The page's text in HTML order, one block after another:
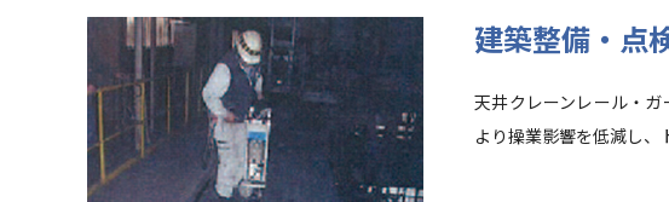
建築整備・点
天井クレーンレール・
より操業影響を低減し、